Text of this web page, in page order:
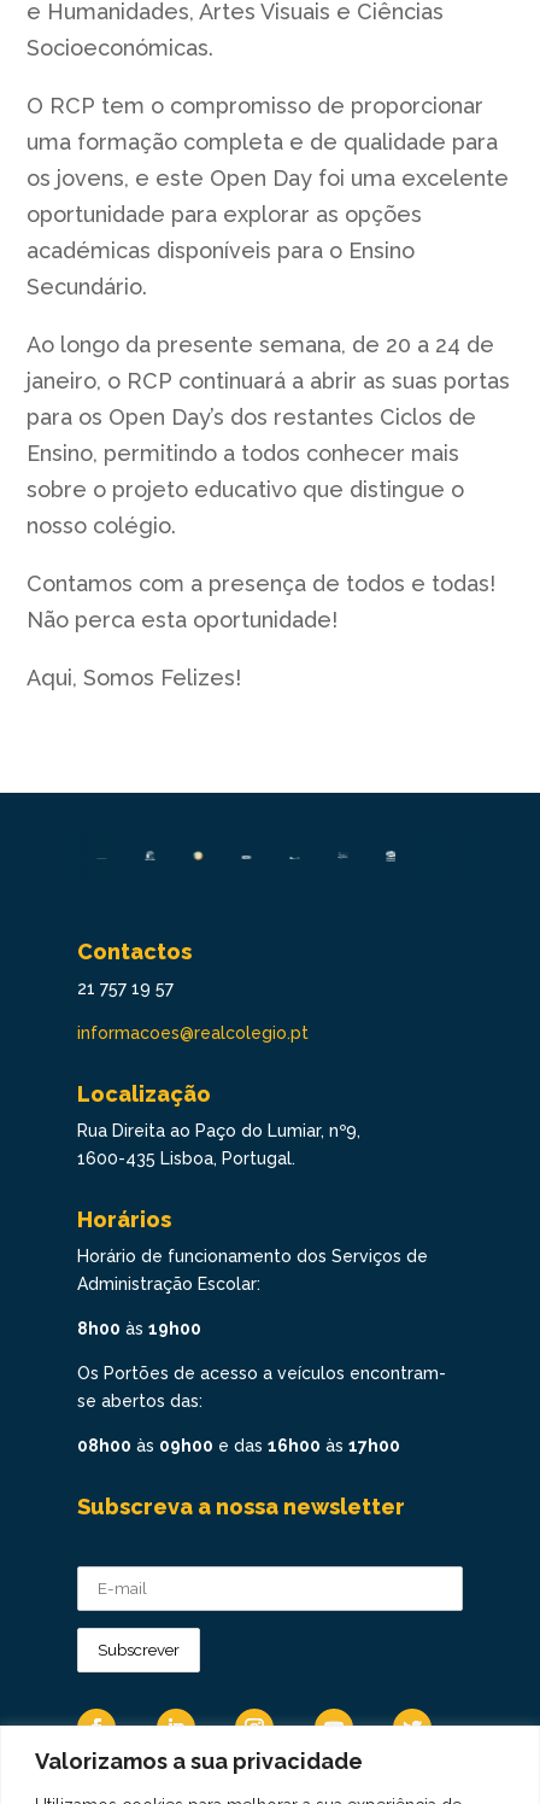
Valorizamos a sua privacidade
e Humanidades, Artes Visuais e Ciências
Socioeconómicas.
O RCP tem o compromisso de proporcionar
uma formação completa e de qualidade para
os jovens, e este Open Day foi uma excelente
oportunidade para explorar as opções
académicas disponíveis para o Ensino
Secundário.
Ao longo da presente semana, de 20 a 24 de
janeiro, o RCP continuará a abrir as suas portas
para os Open Day’s dos restantes Ciclos de
Ensino, permitindo a todos conhecer mais
sobre o projeto educativo que distingue o
nosso colégio.
Contamos com a presença de todos e todas!
Não perca esta oportunidade!
Aqui, Somos Felizes!
Contactos
21 757 19 57
informacoes@realcolegio.pt
Localização
Rua Direita ao Paço do Lumiar, nº9,
1600-435 Lisboa, Portugal.
Horários
Horário de funcionamento dos Serviços de
Administração Escolar:
8h00 às 19h00
Os Portões de acesso a veículos encontram-
se abertos das:
08h00 às 09h00 e das 16h00 às 17h00
Subscreva a nossa newsletter